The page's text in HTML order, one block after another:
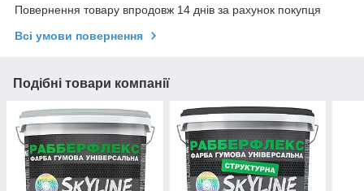
Повернення товару впродовж 14 днів за рахунок покупця
Всі умови повернення
Подібні товари компанії